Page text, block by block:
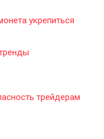
укрепиться
трейдерам